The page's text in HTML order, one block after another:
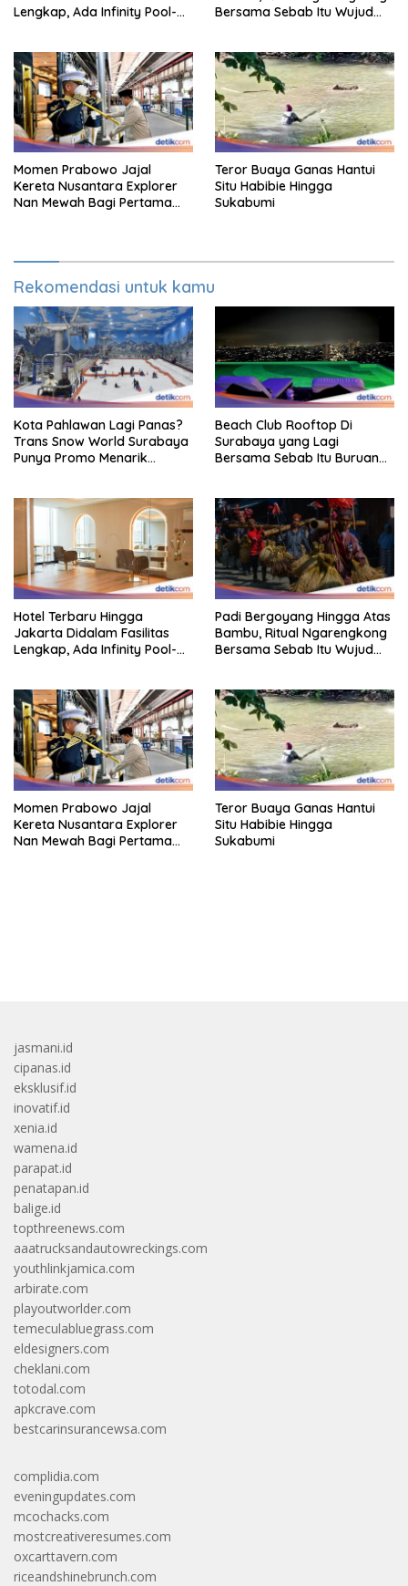
Lengkap, Ada Infinity Pool-
Bersama Sebab Itu Wujud
Momen Prabowo Jajal
Kereta Nusantara Explorer
Nan Mewah Bagi Pertama
Teror Buaya Ganas Hantui
Situ Habibie Hingga
Sukabumi
Rekomendasi untuk kamu
Kota Pahlawan Lagi Panas?
Trans Snow World Surabaya
Punya Promo Menarik
Beach Club Rooftop Di
Surabaya yang Lagi
Bersama Sebab Itu Buruan
Hotel Terbaru Hingga
Jakarta Didalam Fasilitas
Lengkap, Ada Infinity Pool-
Padi Bergoyang Hingga Atas
Bambu, Ritual Ngarengkong
Bersama Sebab Itu Wujud
Momen Prabowo Jajal
Kereta Nusantara Explorer
Nan Mewah Bagi Pertama
Teror Buaya Ganas Hantui
Situ Habibie Hingga
Sukabumi
jasmani.id
cipanas.id
eksklusif.id
inovatif.id
xenia.id
wamena.id
parapat.id
penatapan.id
balige.id
topthreenews.com
aaatrucksandautowreckings.com
youthlinkjamica.com
arbirate.com
playoutworlder.com
temeculabluegrass.com
eldesigners.com
cheklani.com
totodal.com
apkcrave.com
bestcarinsurancewsa.com
complidia.com
eveningupdates.com
mcochacks.com
mostcreativeresumes.com
oxcarttavern.com
riceandshinebrunch.com